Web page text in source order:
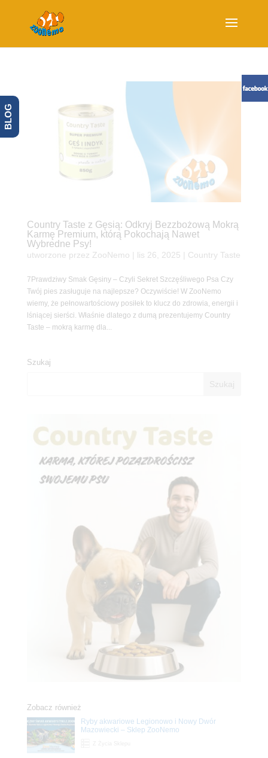
Country Taste z Gęsią: Odkryj Bezzbożową Mokrą
Karmę Premium, którą Pokochają Nawet
Wybredne Psy!
utworzone przez ZooNemo lis 26, 2025 Country Taste
7Prawdziwy Smak Gęsiny – Czyli Sekret Szczęśliwego Psa Czy
Twój pies zasługuje na najlepsze? Oczywiście! W ZooNemo
wiemy, że pełnowartościowy posiłek to klucz do zdrowia, energii i
lśniącej sierści. Właśnie dlatego z dumą prezentujemy Country
Taste – mokrą karmę dla...
Szukaj
Zobacz również
Ryby akwariowe Legionowo i Nowy Dwór
Mazowiecki – Sklep ZooNemo
BLOG